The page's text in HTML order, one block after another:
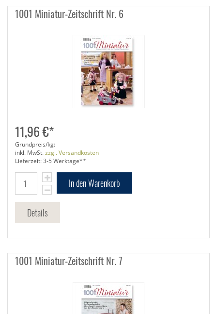
1001 Miniatur-Zeitschrift Nr. 6
11,96 €*
Grundpreis/kg:
inkl. MwSt.zzgl. Versandkosten
Lieferzeit: 3-5 Werktage**
In den Warenkorb
Details
1001 Miniatur-Zeitschrift Nr. 7